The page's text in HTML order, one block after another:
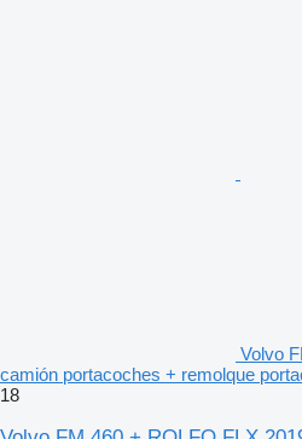
Volvo
camión portacoches + remolque
18